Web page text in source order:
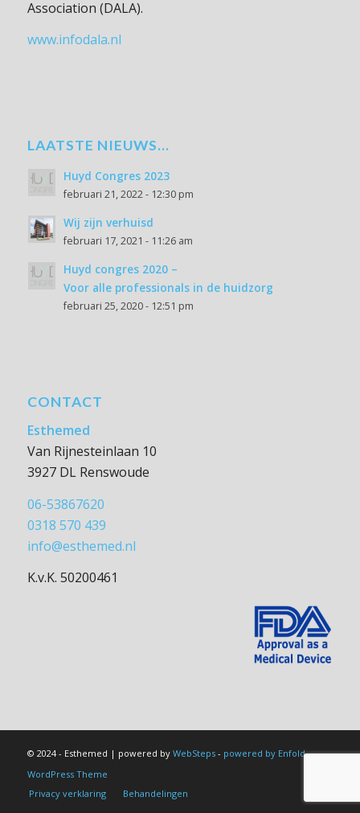
Association (DALA).
www.infodala.nl
LAATSTE NIEUWS…
Huyd Congres 2023
februari 21, 2022 - 12:30 pm
Wij zijn verhuisd
februari 17, 2021 - 11:26 am
Huyd congres 2020 –
Voor alle professionals in de huidzorg
februari 25, 2020 - 12:51 pm
CONTACT
Esthemed
Van Rijnesteinlaan 10
3927 DL Renswoude
06-53867620
0318 570 439
info@esthemed.nl
K.v.K. 50200461
© 2024 - Esthemed | powered by WebSteps- powered by Enfold
WordPress Theme
Privacy verklaring
Behandelingen